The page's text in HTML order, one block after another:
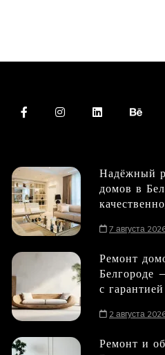
Надёжный
домов в
7 августа
Ремонт
Белгороде
с гарантией
2 августа
Ремонт и